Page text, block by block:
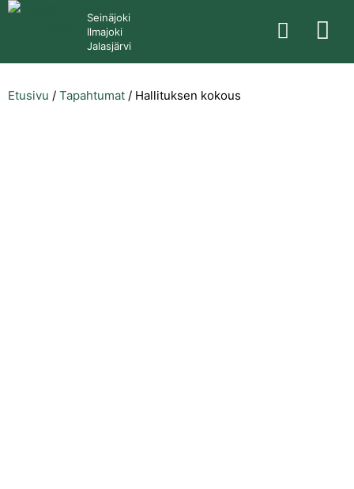
Seinäjoki
Ilmajoki
Jalasjärvi
Etusivu / Tapahtumat / Hallituksen kokous